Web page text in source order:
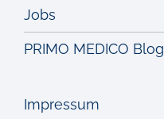
Jobs
PRIMO MEDICO Blog
Impressum